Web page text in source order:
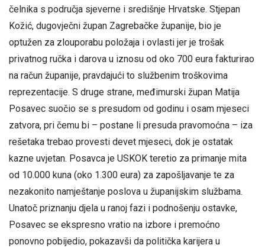
čelnika s područja sjeverne i središnje Hrvatske. Stjepan
Kožić, dugovječni župan Zagrebačke županije, bio je
optužen za zlouporabu položaja i ovlasti jer je trošak
privatnog ručka i darova u iznosu od oko 700 eura fakturirao
na račun županije, pravdajući to službenim troškovima
reprezentacije. S druge strane, međimurski župan Matija
Posavec suočio se s presudom od godinu i osam mjeseci
zatvora, pri čemu bi – postane li presuda pravomoćna – iza
rešetaka trebao provesti devet mjeseci, dok je ostatak
kazne uvjetan. Posavca je USKOK teretio za primanje mita
od 10.000 kuna (oko 1.300 eura) za zapošljavanje te za
nezakonito namještanje poslova u županijskim službama.
Unatoč priznanju djela u ranoj fazi i podnošenju ostavke,
Posavec se ekspresno vratio na izbore i premoćno
ponovno pobijedio, pokazavši da politička karijera u